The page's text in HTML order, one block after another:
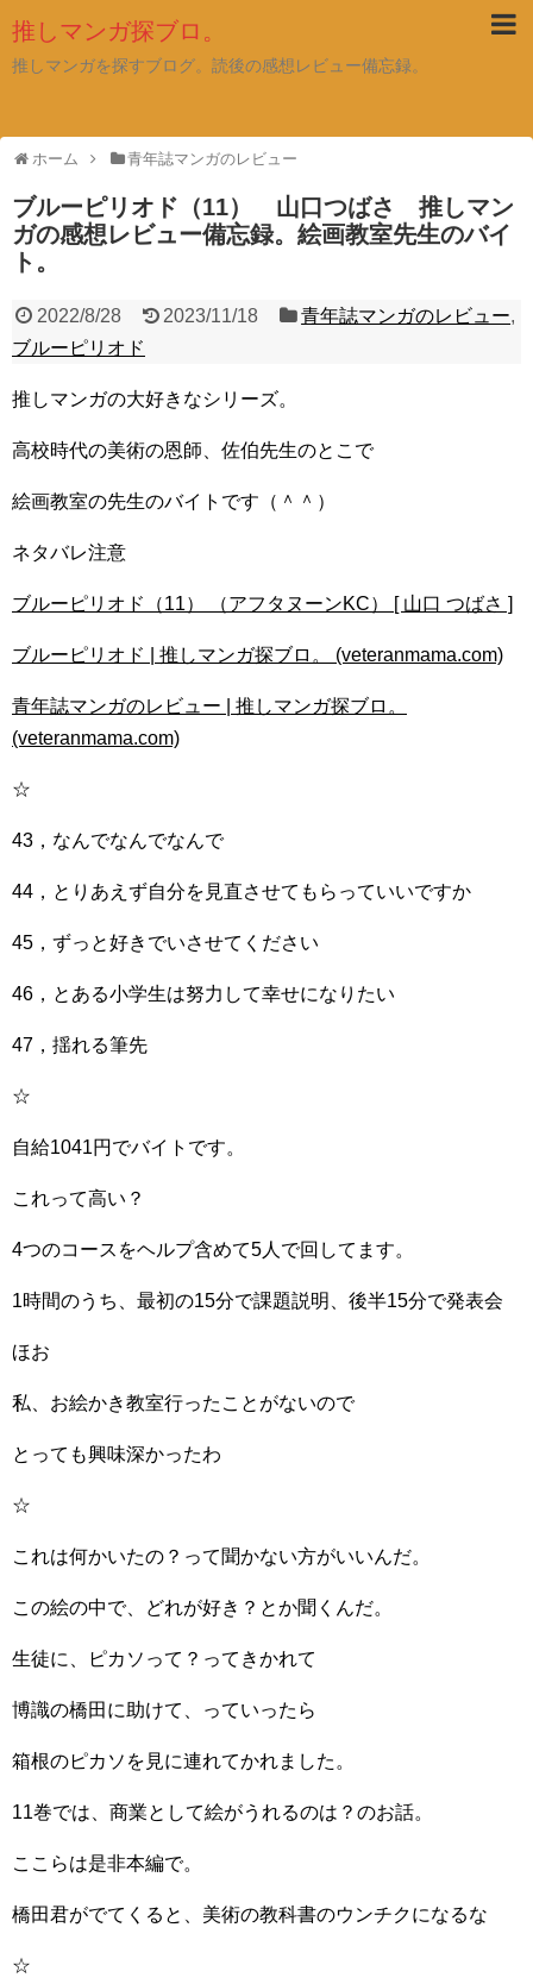
推しマンガ探ブロ。
推しマンガを探すブログ。読後の感想レビュー備忘録。
ホーム 青年誌マンガのレビュー
ブルーピリオド（11） 山口つばさ 推しマン
ガの感想レビュー備忘録。絵画教室先生のバイ
ト。
2022/8/28 2023/11/18 青年誌マンガのレビュー,
ブルーピリオド
推しマンガの大好きなシリーズ。
高校時代の美術の恩師、佐伯先生のとこで
絵画教室の先生のバイトです（＾＾）
ネタバレ注意
ブルーピリオド（11） （アフタヌーンKC） [ 山口 つばさ ]
ブルーピリオド | 推しマンガ探ブロ。 (veteranmama.com)
青年誌マンガのレビュー | 推しマンガ探ブロ。
(veteranmama.com)
☆
43，なんでなんでなんで
44，とりあえず自分を見直させてもらっていいですか
45，ずっと好きでいさせてください
46，とある小学生は努力して幸せになりたい
47，揺れる筆先
☆
自給1041円でバイトです。
これって高い？
4つのコースをヘルプ含めて5人で回してます。
1時間のうち、最初の15分で課題説明、後半15分で発表会
ほお
私、お絵かき教室行ったことがないので
とっても興味深かったわ
☆
これは何かいたの？って聞かない方がいいんだ。
この絵の中で、どれが好き？とか聞くんだ。
生徒に、ピカソって？ってきかれて
博識の橋田に助けて、っていったら
箱根のピカソを見に連れてかれました。
11巻では、商業として絵がうれるのは？のお話。
ここらは是非本編で。
橋田君がでてくると、美術の教科書のウンチクになるな
☆